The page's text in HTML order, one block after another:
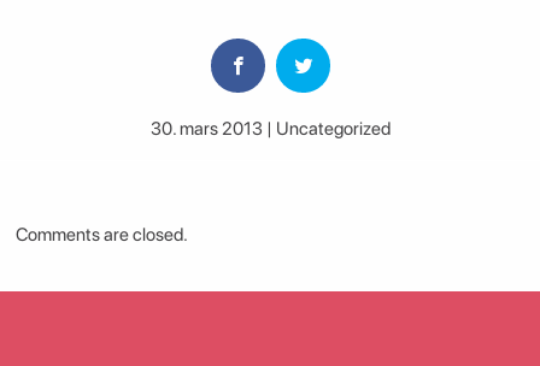
30. mars 2013 | Uncategorized
Comments are closed.